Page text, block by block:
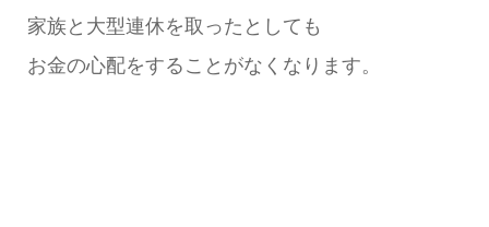
家族と大型連休を取ったとしても
お金の心配をすることがなくなります。